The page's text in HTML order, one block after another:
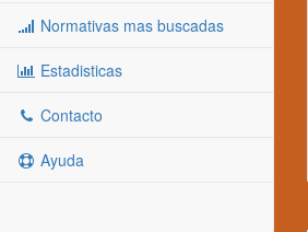
Normativas mas buscadas
Estadisticas
Contacto
Ayuda